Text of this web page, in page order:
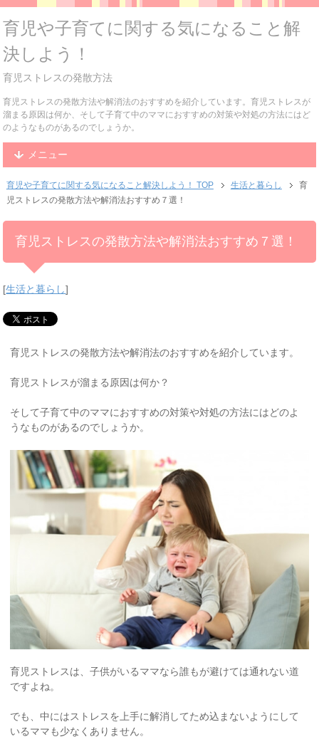
育児や子育てに関する気になること解
決しよう！
育児ストレスの発散方法
育児ストレスの発散方法や解消法のおすすめを紹介しています。育児ストレスが
溜まる原因は何か、そして子育て中のママにおすすめの対策や対処の方法にはど
のようなものがあるのでしょうか。
メニュー
育児や子育てに関する気になること解決しよう！ TOP 生活と暮らし
育
児ストレスの発散方法や解消法おすすめ７選！
育児ストレスの発散方法や解消法おすすめ７選！
[生活と暮らし]
育児ストレスの発散方法や解消法のおすすめを紹介しています。
育児ストレスが溜まる原因は何か？
そして子育て中のママにおすすめの対策や対処の方法にはどのよ
うなものがあるのでしょうか。
育児ストレスは、子供がいるママなら誰もが避けては通れない道
ですよね。
でも、中にはストレスを上手に解消してため込まないようにして
いるママも少なくありません。